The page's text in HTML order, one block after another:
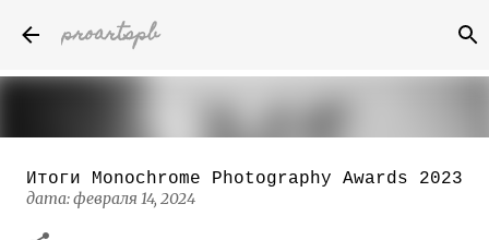
proartspb
Бумажные скульптуры канадского
художника Келвина Николса (Calvin
Итоги Monochrome Photography Awards 2023
дата:февраля 14, 2024